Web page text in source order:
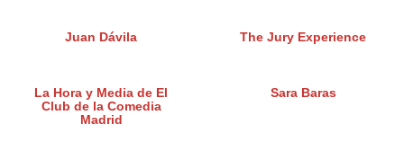
Juan Dávila The Jury Experience
La Hora y Media de El
Club de la Comedia
Madrid
Sara Baras